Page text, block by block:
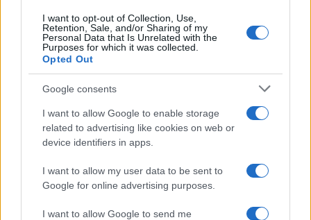
I want to opt-out of Collection, Use,
Retention, Sale, and/or Sharing of my
Personal Data that Is Unrelated with the
Purposes for which it was collected.
Opted Out
Google consents
I want to allow Google to enable storage
related to advertising like cookies on web or
device identifiers in apps.
I want to allow my user data to be sent to
Google for online advertising purposes.
I want to allow Google to send me
Porto Rotondo ospita la grande sfida della vela
nell’estate 2026
Controlli all’aeroporto di Olbia, sequestrati
caviale e sabbia rubata
Migliori cliniche di estetica medicale avanzata
in Europa: classifica dei 5 centri di riferimento
pe…